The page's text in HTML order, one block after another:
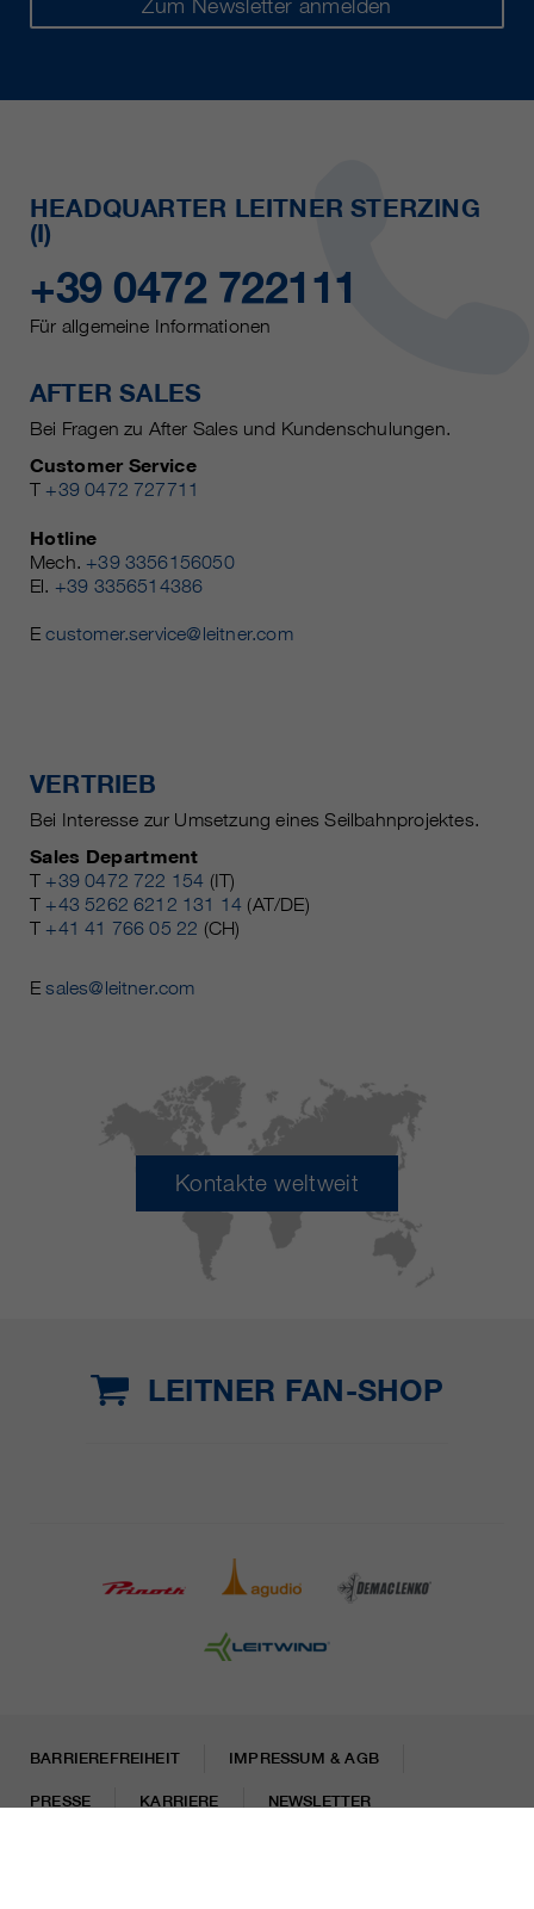
HEADQUARTER LEITNER STERZING
(I)
+39 0472 722111
Für allgemeine Informationen
AFTER SALES
Bei Fragen zu After Sales und Kundenschulungen.
Customer Service
T +39 0472 727711
Hotline
Mech. +39 3356156050
El. +39 3356514386
Ecustomer.service@leitner.com
VERTRIEB
Bei Interesse zur Umsetzung eines Seilbahnprojektes.
Sales Department
T +39 0472 722 154 (IT)
T +43 5262 6212 131 14 (AT/DE)
T +41 41 766 05 22 (CH)
Esales@leitner.com
Kontakte weltweit
LEITNER FAN-SHOP
BARRIEREFREIHEIT IMPRESSUM & AGB
PRESSE KARRIERE NEWSLETTER